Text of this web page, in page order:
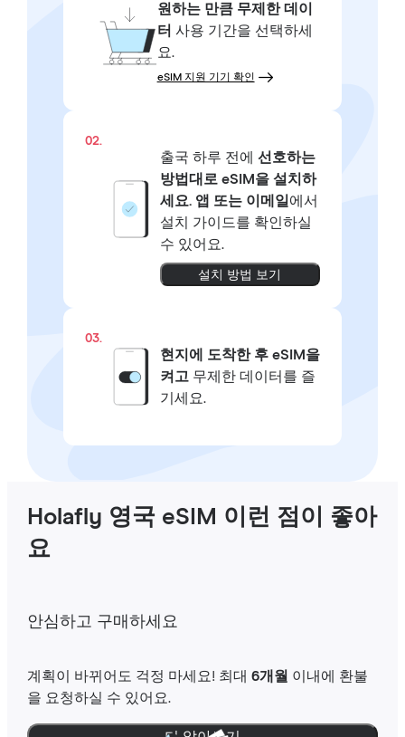
원하는 만큼 무제한 데이
터 사용 기간을 선택하세
요.
eSIM 지원 기기 확인
02.
출국 하루 전에 선호하는
방법대로 eSIM을 설치하
세요. 앱 또는 이메일 에서
설치 가이드를 확인하실
수 있어요.
설치 방법 보기
03.
현지에 도착한 후 eSIM을
켜고 무제한 데이터를 즐
기세요.
Holafly 영국 eSIM 이런 점이 좋아
요
안심하고 구매하세요
계획이 바뀌어도 걱정 마세요! 최대 6개월 이내에 환불
을 요청하실 수 있어요.